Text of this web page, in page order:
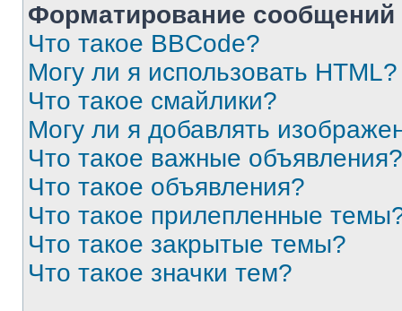
Форматирование
Что такое BBCode?
Могу ли я использовать HTML?
Что такое смайлики?
Могу ли я добавлять
Что такое важные объявления?
Что такое объявления?
Что такое прилепленные
Что такое закрытые темы?
Что такое значки тем?